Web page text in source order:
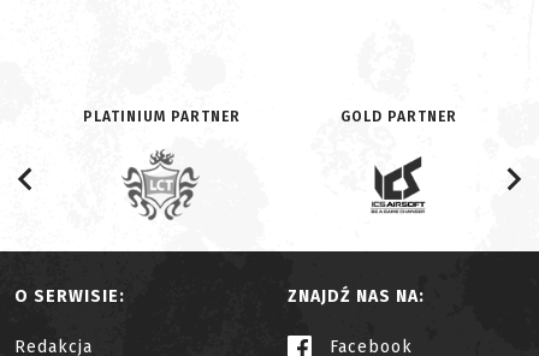
PLATINIUM PARTNER GOLD PARTNER
O SERWISIE:
Redakcja
ZNAJDŹ NAS NA:
Facebook